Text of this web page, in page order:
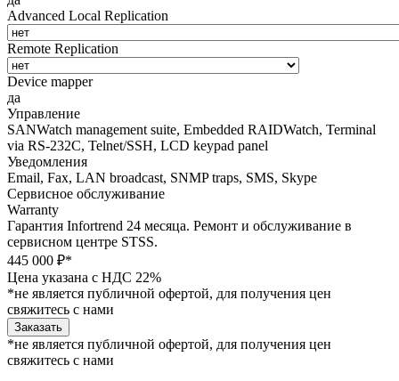
Advanced Local Replication
Remote Replication
Device mapper
да
Управление
SANWatch management suite, Embedded RAIDWatch, Terminal
via RS-232C, Telnet/SSH, LCD keypad panel
Уведомления
Email, Fax, LAN broadcast, SNMP traps, SMS, Skype
Сервисное обслуживание
Warranty
Гарантия Infortrend 24 месяца. Ремонт и обслуживание в
сервисном центре STSS.
445 000 ₽*
Цена указана с НДС 22%
*не является публичной офертой, для получения цен
свяжитесь с нами
Заказать
*не является публичной офертой, для получения цен
свяжитесь с нами